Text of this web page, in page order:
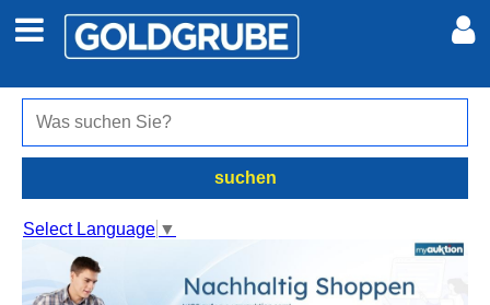
Auto + Motor
Jobs
Marktplatz
Meine Inserate
Anmelden
suchen
Select Language ▼